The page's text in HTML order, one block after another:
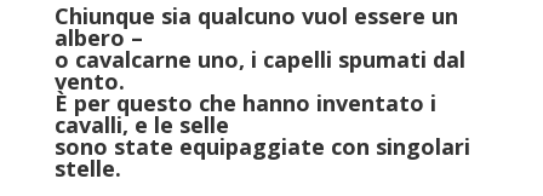
Chiunque sia qualcuno vuol essere un
albero –
o cavalcarne uno, i capelli spumati dal
vento.
È per questo che hanno inventato i
cavalli, e le selle
sono state equipaggiate con singolari
stelle.